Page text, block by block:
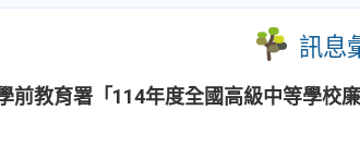
訊息
前教育署「114年度全國高級中等學校